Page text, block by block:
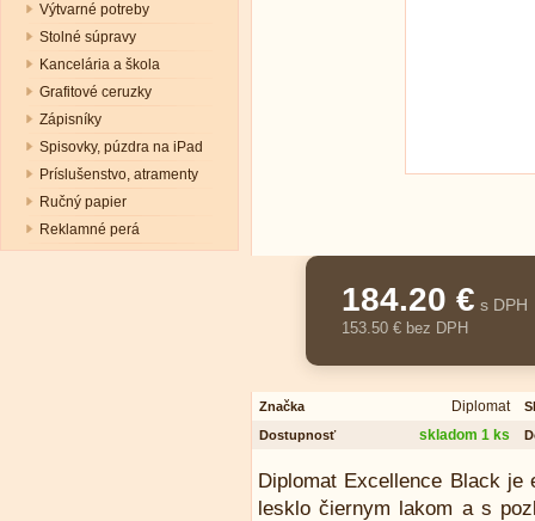
Výtvarné potreby
Stolné súpravy
Kancelária a škola
Grafitové ceruzky
Zápisníky
Spisovky, púzdra na iPad
Príslušenstvo, atramenty
Ručný papier
Reklamné perá
184.20 € s DPH
153.50 € bez DPH
Značka Diplomat
Dostupnosť
skladom 1 ks
Diplomat Excellence Black
lesklo čiernym lakom a s